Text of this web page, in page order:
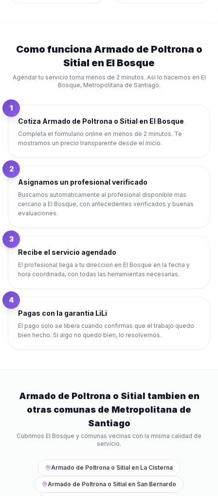
Como funciona Armado de Poltrona o
Sitial en El Bosque
Agendar tu servicio toma menos de 2 minutos. Asi lo hacemos en El
Bosque, Metropolitana de Santiago.
1
Cotiza Armado de Poltrona o Sitial en El Bosque
Completa el formulario online en menos de 2 minutos. Te
mostramos un precio transparente desde el inicio.
2
Asignamos un profesional verificado
Buscamos automaticamente al profesional disponible mas
cercano a El Bosque, con antecedentes verificados y buenas
evaluaciones.
3
Recibe el servicio agendado
El profesional llega a tu direccion en El Bosque en la fecha y
hora coordinada, con todas las herramientas necesarias.
4
Pagas con la garantia LiLi
El pago solo se libera cuando confirmas que el trabajo quedo
bien hecho. Si algo no quedo bien, lo resolvemos.
Armado de Poltrona o Sitial tambien en
otras comunas de Metropolitana de
Santiago
Cubrimos El Bosque y comunas vecinas con la misma calidad de
servicio.
Armado de Poltrona o Sitial en La Cisterna
Armado de Poltrona o Sitial en San Bernardo